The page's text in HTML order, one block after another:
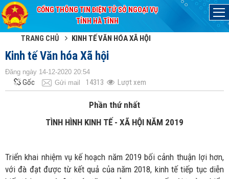
CỔNG THÔNG TIN ĐIỆN TỬ SỞ NGOẠI VỤ
TỈNH HÀ TĨNH
TRANG CHỦ KINH TẾ VĂN HÓA XÃ HỘI
Kinh tế Văn hóa Xã hội
Đăng ngày 14-12-2020 20:54
Gốc Gửi mail 14313 Lượt xem
Phần thứ nhất
TÌNH HÌNH KINH TẾ - XÃ HỘI NĂM 2019
Triển khai nhiệm vụ kế hoạch năm 2019 bối cảnh thuận lợi hơn,
với đà đạt được từ kết quả của năm 2018, kinh tế tiếp tục diễn
Đã kết nối EMC